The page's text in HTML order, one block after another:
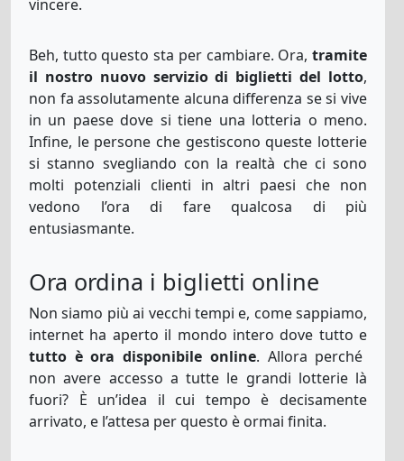
La-Primitiva 12 21 25 26 43 49
Megasena 16 21 24 31 43 54
Sat-Lotto-
AU
22 26 28 33 36
12
Set-For-Life 3 4 5 18 37 6
Superenalotto 9 12 55 61 82 85 71
vincere.
Beh, tutto questo sta per cambiare. Ora,tramite
il nostro nuovo servizio di biglietti del lotto,
non fa assolutamente alcuna differenza se si vive
in un paese dove si tiene una lotteria o meno.
Infine, le persone che gestiscono queste lotterie
si stanno svegliando con la realtà che ci sono
molti potenziali clienti in altri paesi che non
vedono l’ora di fare qualcosa di più
entusiasmante.
Ora ordina i biglietti online
Non siamo più ai vecchi tempi e, come sappiamo,
internet ha aperto il mondo intero dove tutto e
tutto è ora disponibile online. Allora perché
non avere accesso a tutte le grandi lotterie là
fuori? È un’idea il cui tempo è decisamente
arrivato, e l’attesa per questo è ormai finita.